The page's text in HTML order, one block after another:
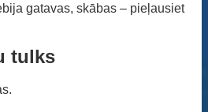
gatavas, skābas – pieļausiet
tulks